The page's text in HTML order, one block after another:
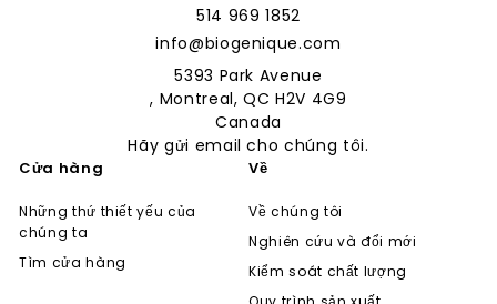
514 969 1852
info@biogenique.com
5393 Park Avenue
, Montreal, QC H2V 4G9
Canada
Hãy gửi email cho chúng tôi.
Cửa hàng
Những thứ thiết yếu của
chúng ta
Tìm cửa hàng
Về
Về chúng tôi
Nghiên cứu và đổi mới
Kiểm soát chất lượng